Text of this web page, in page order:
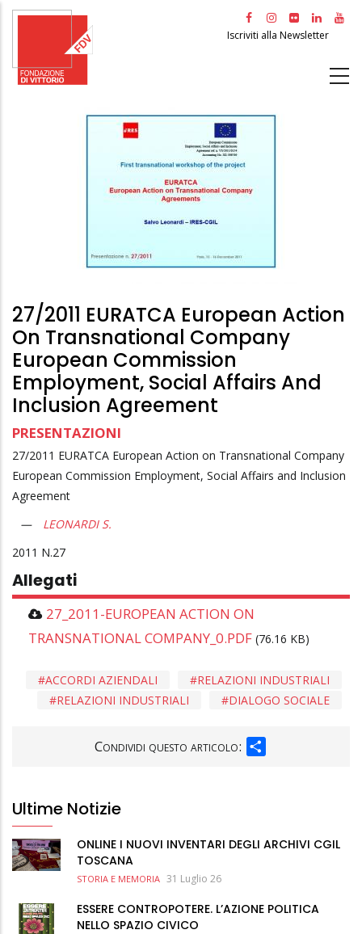
Salta
principale
Iscriviti alla Newsletter
27/2011 EURATCA European Action
On Transnational Company
European Commission
Employment, Social Affairs And
Inclusion Agreement
PRESENTAZIONI
27/2011 EURATCA European Action on Transnational Company
European Commission Employment, Social Affairs and Inclusion
Agreement
LEONARDI S.
2011
27
Allegati
27_2011-EUROPEAN ACTION ON
TRANSNATIONAL COMPANY_0.PDF (76.16 KB)
RELAZIONI INDUSTRIALI
ACCORDI AZIENDALI
DIALOGO SOCIALE
RELAZIONI INDUSTRIALI
Condividi questo articolo:
Ultime Notizie
ONLINE I NUOVI INVENTARI DEGLI ARCHIVI CGIL
TOSCANA
STORIA E MEMORIA 31 Luglio 26
ESSERE CONTROPOTERE. L’AZIONE POLITICA
NELLO SPAZIO CIVICO